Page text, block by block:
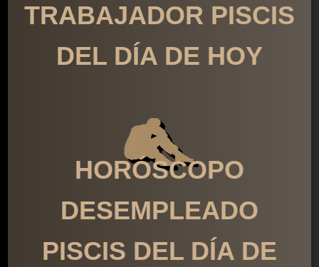
TRABAJADOR PISCIS
DEL DÍA DE HOY
HORÓSCOPO
DESEMPLEADO
PISCIS DEL DÍA DE